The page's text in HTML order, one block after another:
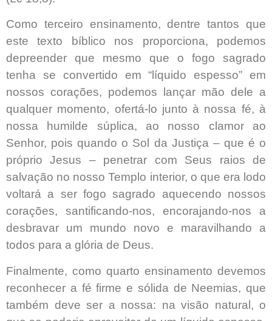
Como terceiro ensinamento, dentre tantos que
este texto bíblico nos proporciona, podemos
depreender que mesmo que o fogo sagrado
tenha se convertido em “líquido espesso” em
nossos corações, podemos lançar mão dele a
qualquer momento, ofertá-lo junto à nossa fé, à
nossa humilde súplica, ao nosso clamor ao
Senhor, pois quando o Sol da Justiça – que é o
próprio Jesus – penetrar com Seus raios de
salvação no nosso Templo interior, o que era lodo
voltará a ser fogo sagrado aquecendo nossos
corações, santificando-nos, encorajando-nos a
desbravar um mundo novo e maravilhando a
todos para a glória de Deus.
Finalmente, como quarto ensinamento devemos
reconhecer a fé firme e sólida de Neemias, que
também deve ser a nossa: na visão natural, o